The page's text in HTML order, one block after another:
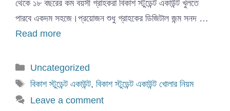
থেকে ১৮ বছরের কম বয়সী গ্রাহকরা বিকাশ স্টুডেন্ট একাউন্ট খুলতে
পারবে একদম সহজে।প্রয়োজন শুধু গ্রাহকের ডিজিটাল জন্ম সনদ …
Read more
Categories
Uncategorized
Tags
বিকাশ স্টুডেন্ট একাউন্ট, বিকাশ স্টুডেন্ট একাউন্ট খোলার নিয়ম
Leave a comment